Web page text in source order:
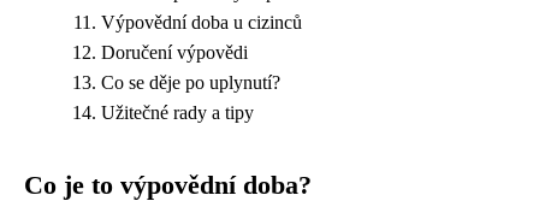
Výpovědní doba u cizinců
Doručení výpovědi
Co se děje po uplynutí?
Užitečné rady a tipy
Co je to výpovědní doba?